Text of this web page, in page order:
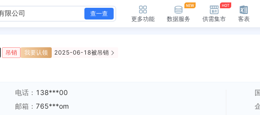
查一查
更多功能 数据服务 供需集市 客表
吊销 我要认领 2025-06-18被吊销
电话： 138***00
邮箱： 765***om